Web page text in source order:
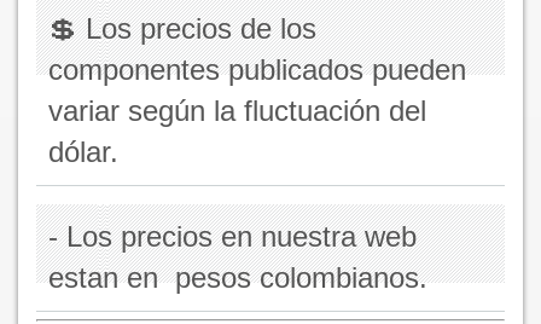
💲 Los precios de los
componentes publicados pueden
variar según la fluctuación del
dólar.
- Los precios en nuestra web
estan en pesos colombianos.